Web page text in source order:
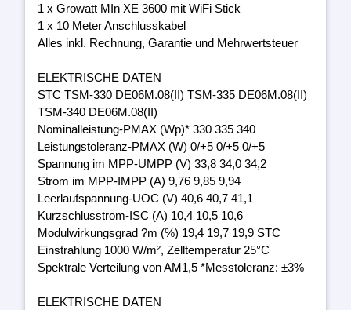
1 x Growatt MIn XE 3600 mit WiFi Stick
1 x 10 Meter Anschlusskabel
Alles inkl. Rechnung, Garantie und Mehrwertsteuer
ELEKTRISCHE DATEN
STC TSM-330 DE06M.08(II) TSM-335 DE06M.08(II)
TSM-340 DE06M.08(II)
Nominalleistung-PMAX (Wp)* 330 335 340
Leistungstoleranz-PMAX (W) 0/+5 0/+5 0/+5
Spannung im MPP-UMPP (V) 33,8 34,0 34,2
Strom im MPP-IMPP (A) 9,76 9,85 9,94
Leerlaufspannung-UOC (V) 40,6 40,7 41,1
Kurzschlusstrom-ISC (A) 10,4 10,5 10,6
Modulwirkungsgrad ?m (%) 19,4 19,7 19,9 STC
Einstrahlung 1000 W/m², Zelltemperatur 25°C
Spektrale Verteilung von AM1,5 *Messtoleranz: ±3%
ELEKTRISCHE DATEN